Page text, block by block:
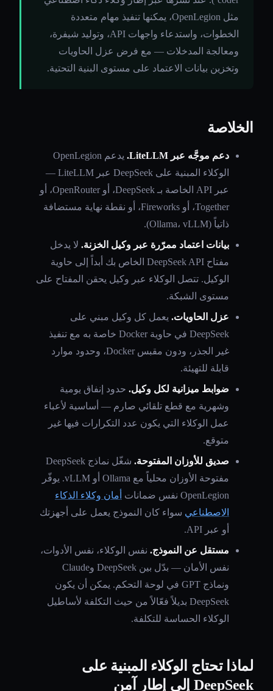
مثل OpenLegion، يمكنها تنفيذ مهام متعددة
الخطوات، واستدعاء واجهات API، وتوليد شيفرة،
ومعالجة المدخلات — مع فرض عزل الحاويات
وتخزين بيانات الاعتماد على مستوى البنية التحتية.
الخلاصة
دعم موجَّه عبر LiteLLM.
يدعم OpenLegion
الوكلاء المبنية على DeepSeek عبر LiteLLM —
عبر API الخاصة بـ DeepSeek، أو OpenRouter، أو
Together، أو Fireworks، أو نقطة نهاية مستضافة
ذاتياً (Ollama، vLLM).
بيانات اعتماد ممرّرة عبر وكيل الخزنة. لا يدخل
مفتاح DeepSeek API الخاص بك أبداً إلى حاوية
الوكيل. تتصل الوكلاء عبر وكيل يحقن المفتاح على
مستوى الشبكة.
عزل الحاويات. يعمل كل وكيل مبني على
DeepSeek في حاوية Docker خاصة به مع تنفيذ
غير الجذر، ودون مقبس Docker، وحدود موارد
قابلة للتهيئة.
ضوابط ميزانية لكل وكيل. حدود إنفاق يومية
وشهرية مع قطع تلقائي صارم — أساسية لأعباء
عمل الوكلاء التي يكون عدد التكرارات فيها غير
متوقع.
صديق للأوزان المفتوحة.
شغّل نماذج DeepSeek
مفتوحة الأوزان محلياً مع Ollama أو vLLM. يوفّر
OpenLegion نفس ضمانات
أمان وكلاء الذكاء
الاصطناعي سواء كان النموذج يعمل على أجهزتك
أو عبر API.
مستقل عن النموذج. نفس الوكلاء، نفس الأدوات،
نفس الأمان — بدّل بين DeepSeek وClaude
ونماذج GPT في لوحة التحكم. يمكن أن يكون
DeepSeek بديلاً فعّالاً من حيث التكلفة لأساطيل
الوكلاء الحساسة للتكلفة.
لماذا تحتاج الوكلاء المبنية على
DeepSeek إلى إطار آمن